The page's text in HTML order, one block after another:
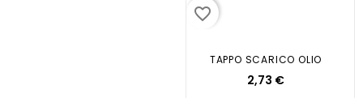
favorite_border
TAPPO SCARICO OLIO
2,73 €